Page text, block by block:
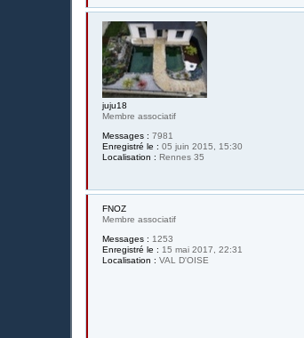
juju18
Membre associatif
Messages : 7981
Enregistré le : 05 juin 2015, 15:30
Localisation : Rennes 35
FNOZ
Membre associatif
Messages : 1253
Enregistré le : 15 mai 2017, 22:31
Localisation : VAL D'OISE